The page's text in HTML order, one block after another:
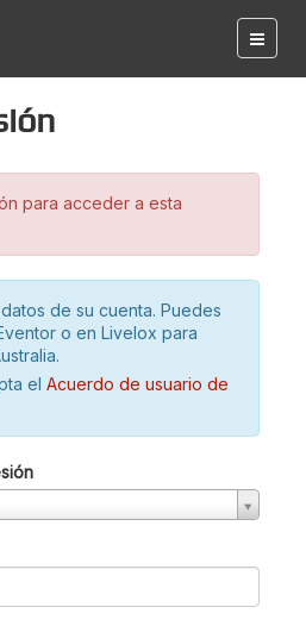
para acceder a esta
de su cuenta. Puedes
o en Livelox para
el Acuerdo de usuario de